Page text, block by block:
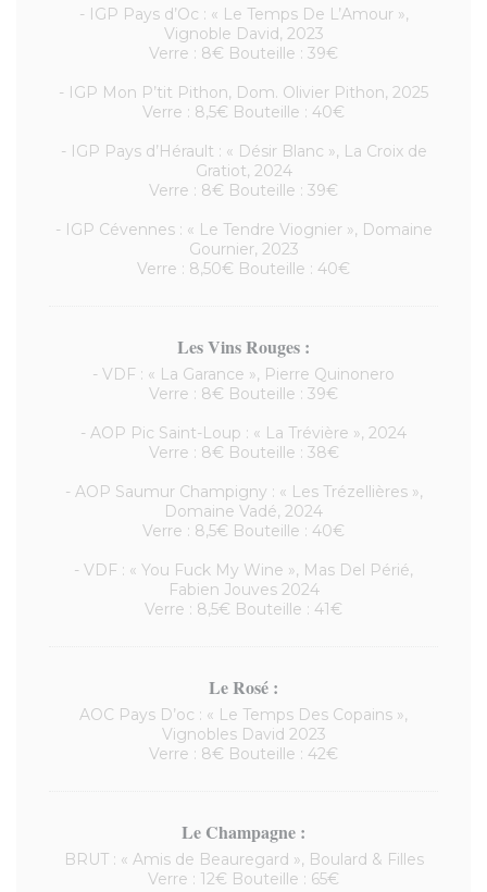
- IGP Pays d’Oc : « Le Temps De L’Amour »,
Vignoble David, 2023
Verre : 8€ Bouteille : 39€
- IGP Mon P’tit Pithon, Dom. Olivier Pithon, 2025
Verre : 8,5€ Bouteille : 40€
- IGP Pays d’Hérault : « Désir Blanc », La Croix de
Gratiot, 2024
Verre : 8€ Bouteille : 39€
- IGP Cévennes : « Le Tendre Viognier », Domaine
Gournier, 2023
Verre : 8,50€ Bouteille : 40€
Les Vins Rouges :
- VDF : « La Garance », Pierre Quinonero
Verre : 8€ Bouteille : 39€
- AOP Pic Saint-Loup : « La Trévière », 2024
Verre : 8€ Bouteille : 38€
- AOP Saumur Champigny : « Les Trézellières »,
Domaine Vadé, 2024
Verre : 8,5€ Bouteille : 40€
- VDF : « You Fuck My Wine », Mas Del Périé,
Fabien Jouves 2024
Verre : 8,5€ Bouteille : 41€
Le Rosé :
AOC Pays D’oc : « Le Temps Des Copains »,
Vignobles David 2023
Verre : 8€ Bouteille : 42€
Le Champagne :
BRUT : « Amis de Beauregard », Boulard & Filles
Verre : 12€ Bouteille : 65€